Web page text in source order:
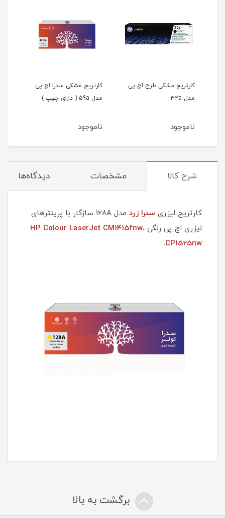
کارتریج مشکی طرح اچ پی
مدل 32a
ناموجود
کارتریج مشکی سدرا اچ پی
مدل 59a ( دارای چیپ )
ناموجود
شرح کالا مشخصات دیدگاه‌ها
کارتریج لیزری سدرا زرد
مدل 128A سازگار با پرینترهای
لیزری اچ پی رنگی HP Colour LaserJet CM1415fnw،
CP1525nw.
برگشت به بالا